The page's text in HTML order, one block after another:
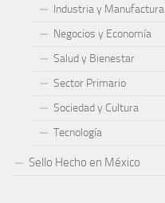
Industria y Manufactura
Negocios y Economía
Salud y Bienestar
Sector Primario
Sociedad y Cultura
Tecnología
Sello Hecho en México